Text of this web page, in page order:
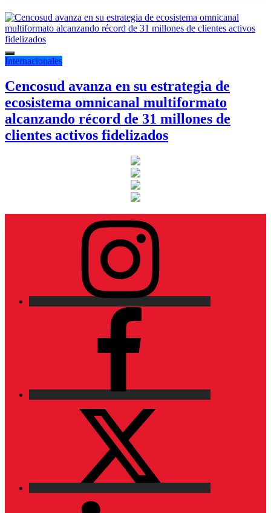
Internacionales
Cencosud avanza en su estrategia de
ecosistema omnicanal multiformato
alcanzando récord de 31 millones de
clientes activos fidelizados